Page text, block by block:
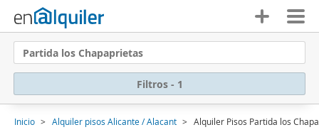
Partida los Chapaprietas
Filtros - 1
Inicio Alquiler pisos Alicante / Alacant Alquiler Pisos Partida los